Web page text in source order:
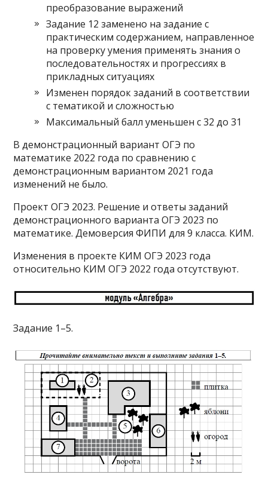
преобразование выражений
Задание 12 заменено на задание с
практическим содержанием, направленное
на проверку умения применять знания о
последовательностях и прогрессиях в
прикладных ситуациях
Изменен порядок заданий в соответствии
с тематикой и сложностью
Максимальный балл уменьшен с 32 до 31
В демонстрационный вариант ОГЭ по
математике 2022 года по сравнению с
демонстрационным вариантом 2021 года
изменений не было.
Проект ОГЭ 2023. Решение и ответы заданий
демонстрационного варианта ОГЭ 2023 по
математике. Демоверсия ФИПИ для 9 класса. КИМ.
Изменения в проекте КИМ ОГЭ 2023 года
относительно КИМ ОГЭ 2022 года отсутствуют.
Задание 1–5.